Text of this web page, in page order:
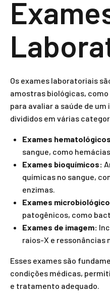
Os exames laboratoriais
amostras biológicas,
para avaliar a saúde de
divididos em várias
Exames
sangue, como
Exames bioquímicos:
químicas no sangue,
enzimas.
Exames
patogênicos, como
Exames de imagem:
raios-X e ressonâncias
Esses exames são
condições médicas,
e tratamento adequado.